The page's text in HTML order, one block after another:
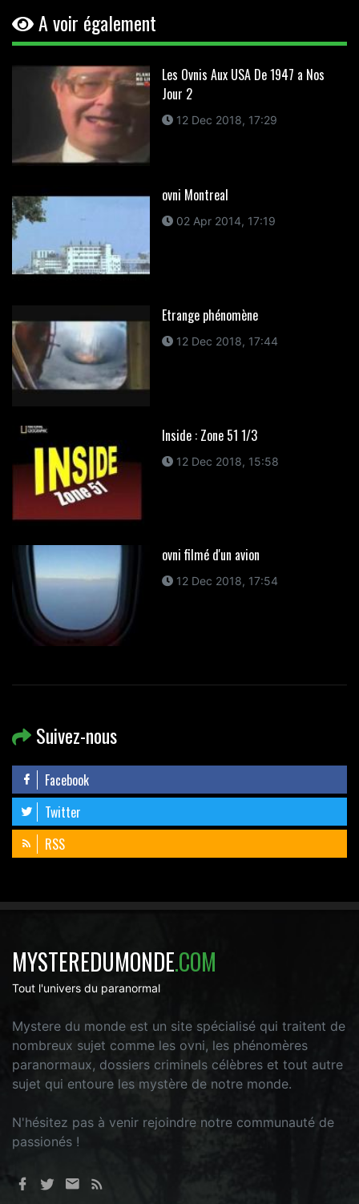
A voir également
Les Ovnis Aux USA De 1947 a Nos
Jour 2
12 Dec 2018, 17:29
ovni Montreal
02 Apr 2014, 17:19
Etrange phénomène
12 Dec 2018, 17:44
Inside : Zone 51 1/3
12 Dec 2018, 15:58
ovni filmé d'un avion
12 Dec 2018, 17:54
Suivez-nous
Facebook
Twitter
RSS
MYSTEREDUMONDE.COM
Tout l'univers du paranormal
Mystere du monde est un site spécialisé qui traitent de
nombreux sujet comme les ovni, les phénomères
paranormaux, dossiers criminels célèbres et tout autre
sujet qui entoure les mystère de notre monde.
N'hésitez pas à venir rejoindre notre communauté de
passionés !